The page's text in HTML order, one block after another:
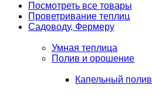
Посмотреть все товары
Проветривание теплиц
Садоводу, Фермеру
Умная теплица
Полив и орошение
Капельный полив